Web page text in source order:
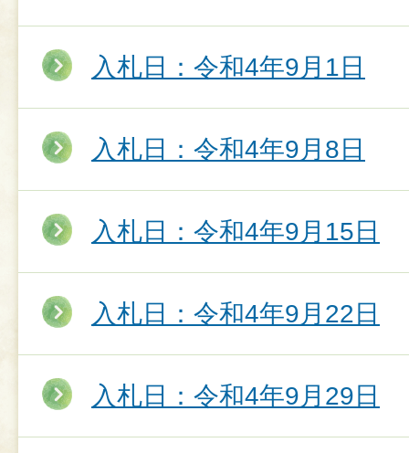
入札日：令和4年9月1日
入札日：令和4年9月8日
入札日：令和4年9月15日
入札日：令和4年9月22日
入札日：令和4年9月29日